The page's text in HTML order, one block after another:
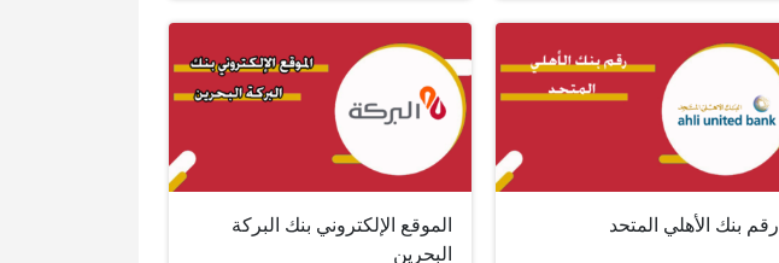
رقم بنك الأهلي المتحد
الموقع الإلكتروني بنك البركة
البحرين